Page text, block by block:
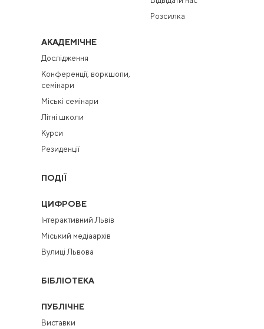
Розсилка
АКАДЕМІЧНЕ
Дослідження
Конференції, воркшопи,
семінари
Міські семінари
Літні школи
Курси
Резиденції
ПОДІЇ
ЦИФРОВЕ
Інтерактивний Львів
Міський медіаархів
Вулиці Львова
БІБЛІОТЕКА
ПУБЛІЧНЕ
Виставки